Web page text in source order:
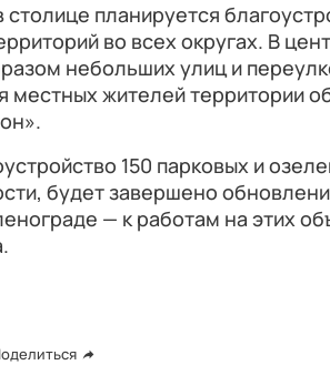
столице планируется
во всех округах. В
небольших улиц и
местных жителей территории
150 парковых и
будет завершено
— к работам на этих